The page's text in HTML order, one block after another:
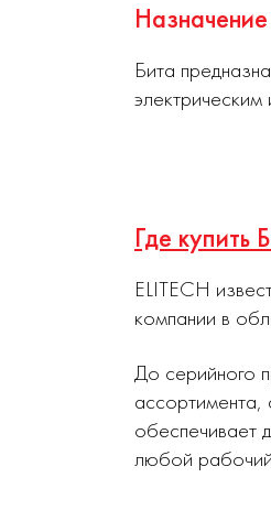
Назначение
Бита
электрическим
Где
ELITECH
компании в
До серийного
ассортимента,
обеспечивает
любой